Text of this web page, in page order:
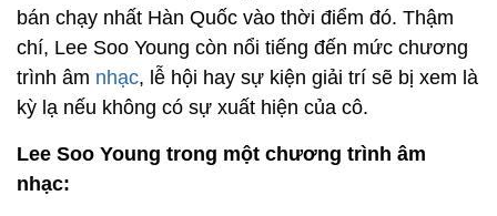
bán chạy nhất Hàn Quốc vào thời điểm đó. Thậm
chí, Lee Soo Young còn nổi tiếng đến mức chương
trình âm nhạc, lễ hội hay sự kiện giải trí sẽ bị xem là
kỳ lạ nếu không có sự xuất hiện của cô.
Lee Soo Young trong một chương trình âm
nhạc: